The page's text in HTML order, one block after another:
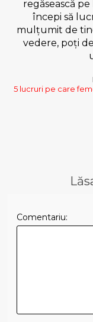
regăsească
începi să
mulțumit de
vedere, poți
5 lucruri pe care
Comentariu: